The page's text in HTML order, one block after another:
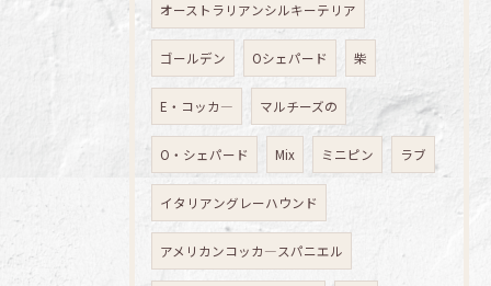
オーストラリアンシルキーテリア
ゴールデン Oシェパード 柴
E・コッカ― マルチーズの
O・シェパード Mix ミニピン ラブ
イタリアングレーハウンド
アメリカンコッカ―スパニエル